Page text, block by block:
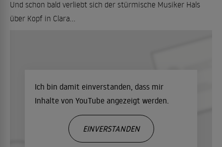
Und schon bald verliebt sich der stürmische Musiker Hals
über Kopf in Clara...
Ich bin damit einverstanden, dass mir
Inhalte von YouTube angezeigt werden.
EINVERSTANDEN